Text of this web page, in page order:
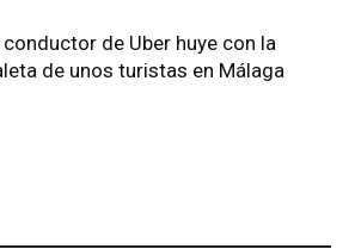
conductor de Uber huye con la
de unos turistas en Málaga